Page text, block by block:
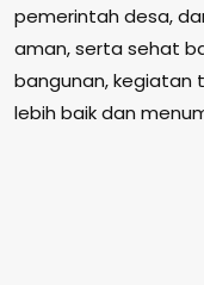
pemerintah desa,
aman, serta sehat
bangunan, kegiatan
lebih baik dan